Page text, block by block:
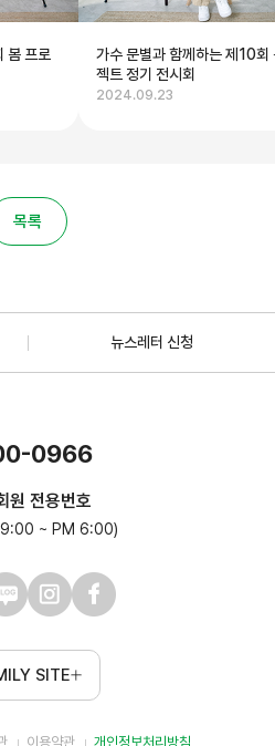
봄 프로
가수 문별과 함께하는 제10회
젝트 정기 전시회
2024.09.23
목록
뉴스레터 신청
0966
원 전용번호
9:00 ~ PM 6:00)
SITE
이용약관 개인정보처리방침